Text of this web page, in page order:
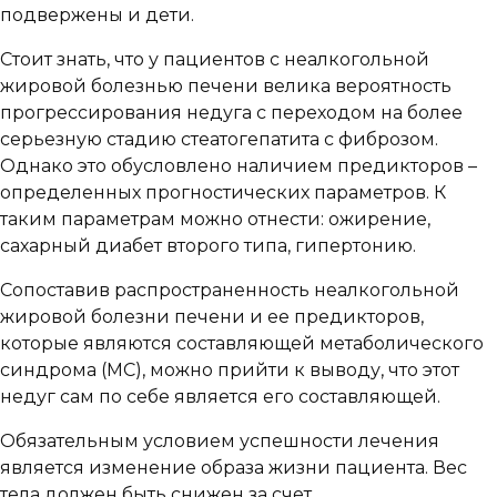
подвержены и дети.
Стоит знать, что у пациентов с неалкогольной
жировой болезнью печени велика вероятность
прогрессирования недуга с переходом на более
серьезную стадию стеатогепатита с фиброзом.
Однако это обусловлено наличием предикторов –
определенных прогностических параметров. К
таким параметрам можно отнести: ожирение,
сахарный диабет второго типа, гипертонию.
Сопоставив распространенность неалкогольной
жировой болезни печени и ее предикторов,
которые являются составляющей метаболического
синдрома (МС), можно прийти к выводу, что этот
недуг сам по себе является его составляющей.
Обязательным условием успешности лечения
является изменение образа жизни пациента. Вес